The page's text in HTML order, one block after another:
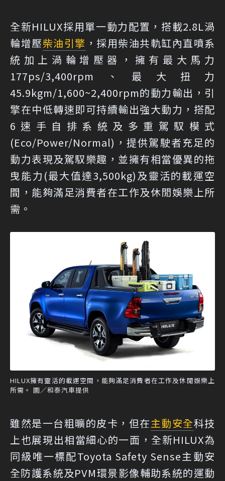
全新HILUX採用單一動力配置，搭載2.8L渦
輪增壓柴油引擎 ，採用柴油共軌缸內直噴系
統加上渦輪增壓器，擁有最大馬力
177ps/3,400rpm、最大扭力
45.9kgm/1,600~2,400rpm的動力輸出，引
擎在中低轉速即可持續輸出強大動力，搭配
6速手自排系統及多重駕馭模式
(Eco/Power/Normal)，提供駕駛者充足的
動力表現及駕馭樂趣，並擁有相當優異的拖
曳能力(最大值達3,500kg)及靈活的載運空
間，能夠滿足消費者在工作及休閒娛樂上所
需。
HILUX擁有靈活的載運空間，能夠滿足消費者在工作及休閒娛樂上
所需。 圖／和泰汽車提供
雖然是一台粗曠的皮卡，但在主動安全科技
上也展現出相當細心的一面，全新HILUX為
同級唯一標配Toyota Safety Sense主動安
全防護系統及PVM環景影像輔助系統的運動